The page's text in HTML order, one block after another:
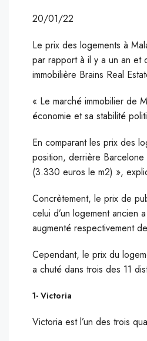
20/01/22
Le prix des logements à
par rapport à il y a un an et
immobilière Brains Real
« Le marché immobilier de
économie et sa stabilité
En comparant les prix des
position, derrière
(3.330 euros le m2) »,
Concrètement, le prix de
celui d’un logement ancien
augmenté respectivement
Cependant, le prix du
a chuté dans trois des 11
1- Victoria
Victoria est l’un des trois